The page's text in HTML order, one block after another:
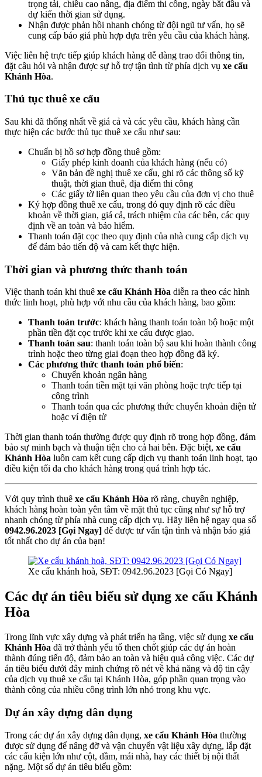
trọng tải, chiều cao nâng, địa điểm thi công, ngày bắt đầu và
dự kiến thời gian sử dụng.
Nhận được phản hồi nhanh chóng từ đội ngũ tư vấn, họ sẽ
cung cấp báo giá phù hợp dựa trên yêu cầu của khách hàng.
Việc liên hệ trực tiếp giúp khách hàng dễ dàng trao đổi thông tin,
đặt câu hỏi và nhận được sự hỗ trợ tận tình từ phía dịch vụ xe cẩu
Khánh Hòa.
Thủ tục thuê xe cẩu
Sau khi đã thống nhất về giá cả và các yêu cầu, khách hàng cần
thực hiện các bước thủ tục thuê xe cẩu như sau:
Chuẩn bị hồ sơ hợp đồng thuê gồm:
Giấy phép kinh doanh của khách hàng (nếu có)
Văn bản đề nghị thuê xe cẩu, ghi rõ các thông số kỹ
thuật, thời gian thuê, địa điểm thi công
Các giấy tờ liên quan theo yêu cầu của đơn vị cho thuê
Ký hợp đồng thuê xe cẩu, trong đó quy định rõ các điều
khoản về thời gian, giá cả, trách nhiệm của các bên, các quy
định về an toàn và bảo hiểm.
Thanh toán đặt cọc theo quy định của nhà cung cấp dịch vụ
để đảm bảo tiến độ và cam kết thực hiện.
Thời gian và phương thức thanh toán
Việc thanh toán khi thuê xe cẩu Khánh Hòa diễn ra theo các hình
thức linh hoạt, phù hợp với nhu cầu của khách hàng, bao gồm:
Thanh toán trước: khách hàng thanh toán toàn bộ hoặc một
phần tiền đặt cọc trước khi xe cẩu được giao.
Thanh toán sau: thanh toán toàn bộ sau khi hoàn thành công
trình hoặc theo từng giai đoạn theo hợp đồng đã ký.
Các phương thức thanh toán phổ biến:
Chuyển khoản ngân hàng
Thanh toán tiền mặt tại văn phòng hoặc trực tiếp tại
công trình
Thanh toán qua các phương thức chuyển khoản điện tử
hoặc ví điện tử
Thời gian thanh toán thường được quy định rõ trong hợp đồng, đảm
bảo sự minh bạch và thuận tiện cho cả hai bên. Đặc biệt, xe cẩu
Khánh Hòa luôn cam kết cung cấp dịch vụ thanh toán linh hoạt, tạo
điều kiện tối đa cho khách hàng trong quá trình hợp tác.
Với quy trình thuê xe cẩu Khánh Hòa rõ ràng, chuyên nghiệp,
khách hàng hoàn toàn yên tâm về mặt thủ tục cũng như sự hỗ trợ
nhanh chóng từ phía nhà cung cấp dịch vụ. Hãy liên hệ ngay qua số
0942.96.2023 [Gọi Ngay] để được tư vấn tận tình và nhận báo giá
tốt nhất cho dự án của bạn!
Xe cẩu khánh hoà, SĐT: 0942.96.2023 [Gọi Có Ngay]
Các dự án tiêu biểu sử dụng xe cẩu Khánh
Hòa
Trong lĩnh vực xây dựng và phát triển hạ tầng, việc sử dụng xe cẩu
Khánh Hòa đã trở thành yếu tố then chốt giúp các dự án hoàn
thành đúng tiến độ, đảm bảo an toàn và hiệu quả công việc. Các dự
án tiêu biểu dưới đây minh chứng rõ nét về khả năng và độ tin cậy
của dịch vụ thuê xe cẩu tại Khánh Hòa, góp phần quan trọng vào
thành công của nhiều công trình lớn nhỏ trong khu vực.
Dự án xây dựng dân dụng
Trong các dự án xây dựng dân dụng, xe cẩu Khánh Hòa thường
được sử dụng để nâng đỡ và vận chuyển vật liệu xây dựng, lắp đặt
các cấu kiện lớn như cột, dầm, mái nhà, hay các thiết bị nội thất
nặng. Một số dự án tiêu biểu gồm: